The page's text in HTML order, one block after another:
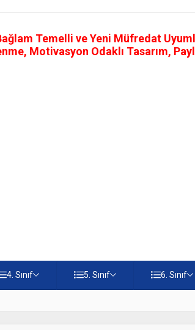
Temelli ve Yeni Müfredat
Motivasyon Odaklı Tasarım,
4. Sınıf 5. Sınıf 6. Sınıf
Çöz